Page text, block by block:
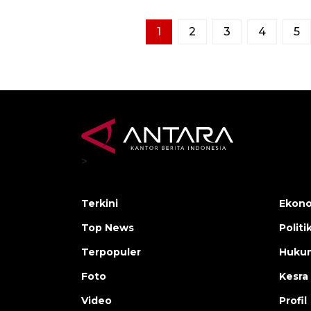
1 2 3 4 5
>
Terkini
Top News
Terpopuler
Foto
Video
Kesra
Profil